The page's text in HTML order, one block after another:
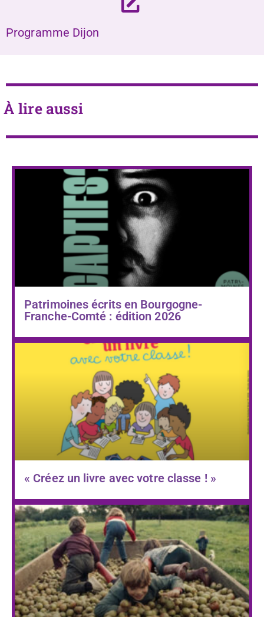
Programme Dijon
À lire aussi
Patrimoines écrits en Bourgogne-
Franche-Comté : édition 2026
« Créez un livre avec votre classe ! »